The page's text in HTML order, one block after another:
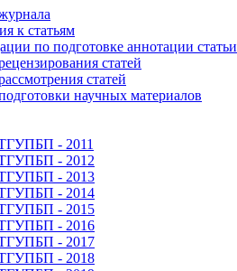
к статьям
по подготовке аннотации статьи
статей
статей
научных материалов
- 2011
- 2012
- 2013
- 2014
- 2015
- 2016
- 2017
- 2018